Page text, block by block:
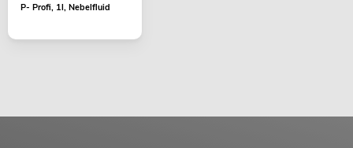
P- Profi, 1l, Nebelfluid